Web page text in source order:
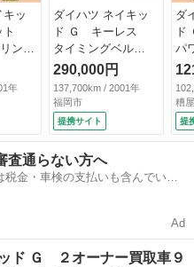
ッ
ト
ン
衝突
転席
アコ
ワー
席助
年
ダイハツ ネイキッ
ド Ｇ キーレス
タイミングベル
ト、 ウォーターポ
ンプ交換済 パワー
ステアリング パワ
ーウィンドウ 衝突
安全ボディ キーレ
スエントリー （車
検整備付）
290,000円
137,700km / 2001年
福岡市
提携サイト
ダ
パ
グ
安
エ
ン
ウ
糟
提
査通らない方へ
金・車検の支払いも含んでいる
Ad
ド Ｇ ２オーナー買取車９